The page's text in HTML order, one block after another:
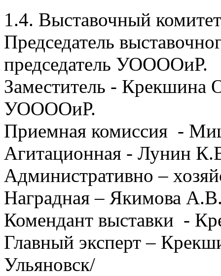
1.4. Выставочный
Председатель
председатель
Заместитель - Крекшина
УООООиР.
Приемная комиссия -
Агитационная - Лунин
Административно –
Наградная – Якимова
Комендант выставки -
Главный эксперт –
Ульяновск/